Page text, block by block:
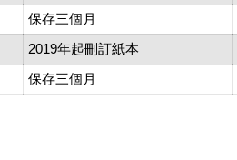
保存三個月
2019年起刪訂紙本
保存三個月